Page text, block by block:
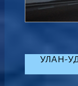
УЛАН-